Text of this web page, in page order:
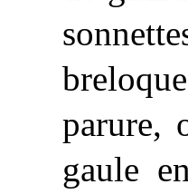
parure,
gaule